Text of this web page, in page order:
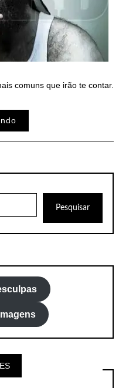
comuns que irão te contar.
Pesquisar